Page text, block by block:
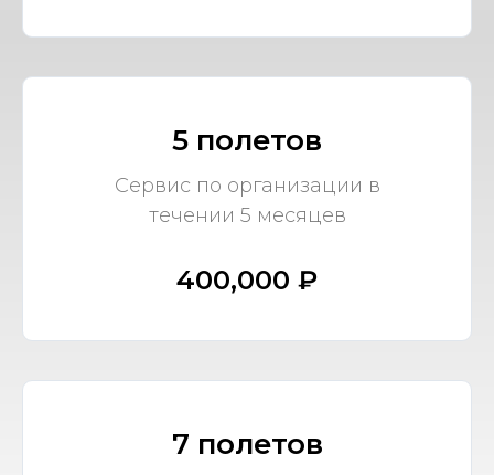
5 полетов
Сервис по организации в
течении 5 месяцев
400,000 ₽
7 полетов